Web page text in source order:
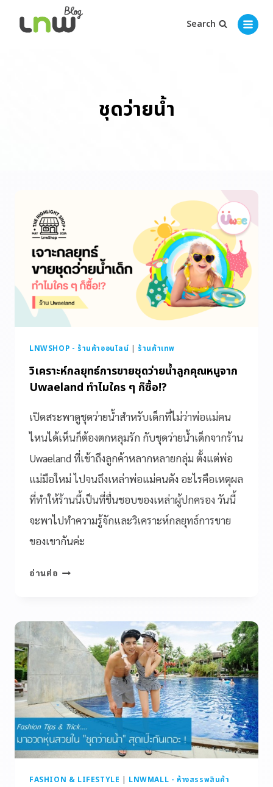
Search
ชุดว่ายน้ำ
LNWSHOP - ร้านค้าออนไลน์ | ร้านค้าเทพ
วิเคราะห์กลยุทธ์การขายชุดว่ายน้ำลูกคุณหนูจาก
Uwaeland ทำไมใคร ๆ ก็ซื้อ!?
เปิดสระพาดูชุดว่ายน้ำสำหรับเด็กที่ไม่ว่าพ่อแม่คน
ไหนได้เห็นก็ต้องตกหลุมรัก กับชุดว่ายน้ำเด็กจากร้าน
Uwaeland ที่เข้าถึงลูกค้าหลากหลายกลุ่ม ตั้งแต่พ่อ
แม่มือใหม่ ไปจนถึงเหล่าพ่อแม่คนดัง อะไรคือเหตุผล
ที่ทำให้ร้านนี้เป็นที่ชื่นชอบของเหล่าผู้ปกครอง วันนี้
จะพาไปทำความรู้จักและวิเคราะห์กลยุทธ์การขาย
ของเขากันค่ะ
อ่านต่อ
FASHION & LIFESTYLE | LNWMALL - ห้างสรรพสินค้า